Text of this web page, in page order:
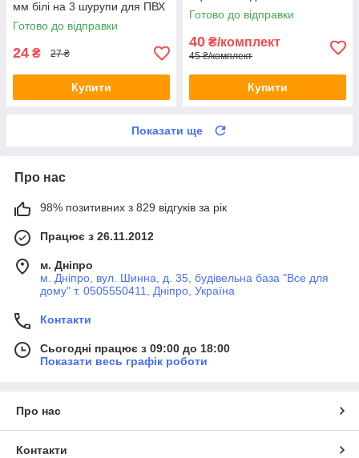
мм білі на 3 шурупи для ПВХ
вікна комплект
Готово до відправки
24 ₴ 27 ₴
Купити
мм без свердління кріплення
зсередини
Готово до відправки
40 ₴/комплект
45 ₴/комплект
Купити
Показати ще
Про нас
98% позитивних з 829 відгуків за рік
Працює з 26.11.2012
м. Дніпро
м. Дніпро, вул. Шинна, д. 35, будівельна база "Все для
дому" т. 0505550411, Дніпро, Україна
Контакти
Сьогодні працює з 09:00 до 18:00
Показати весь графік роботи
Про нас
Контакти